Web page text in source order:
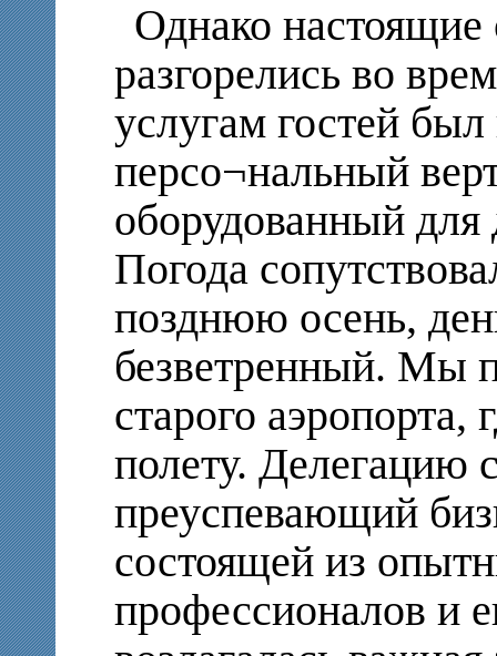
Однако настоящие
разгорелись во
услугам гостей был
персо¬нальный
оборудованный для
Погода
позднюю осень,
безветренный. Мы
старого аэропорта,
полету. Делегацию
преуспевающий
состоящей из
профессионалов и